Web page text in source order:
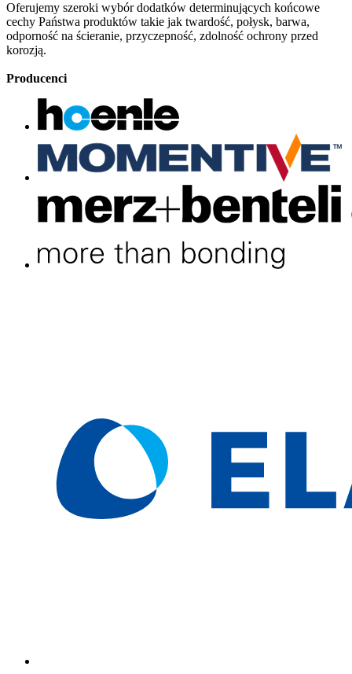
Oferujemy szeroki wybór dodatków determinujących końcowe
cechy Państwa produktów takie jak twardość, połysk, barwa,
odporność na ścieranie, przyczepność, zdolność ochrony przed
korozją.
Producenci